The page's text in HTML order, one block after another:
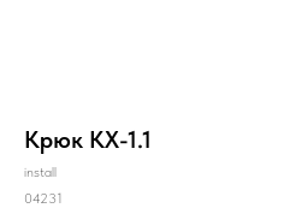
Крюк КХ-1.1
install
04231